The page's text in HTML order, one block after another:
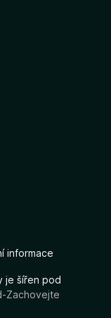
informace
je šířen pod
Zachovejte